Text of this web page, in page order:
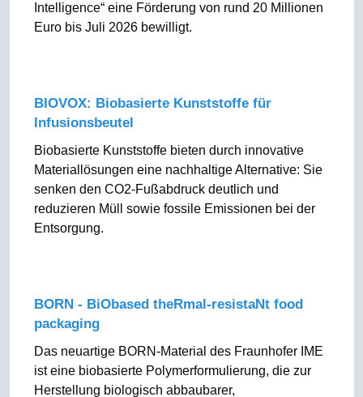
Intelligence“ eine Förderung von rund 20 Millionen
Euro bis Juli 2026 bewilligt.
BIOVOX: Biobasierte Kunststoffe für
Infusionsbeutel
Biobasierte Kunststoffe bieten durch innovative
Materiallösungen eine nachhaltige Alternative: Sie
senken den CO2-Fußabdruck deutlich und
reduzieren Müll sowie fossile Emissionen bei der
Entsorgung.
BORN - BiObased theRmal-resistaNt food
packaging
Das neuartige BORN-Material des Fraunhofer IME
ist eine biobasierte Polymerformulierung, die zur
Herstellung biologisch abbaubarer,